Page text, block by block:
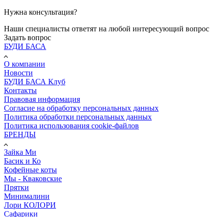
Нужна консультация?
Наши специалисты ответят на любой интересующий вопрос
Задать вопрос
БУДИ БАСА
О компании
Новости
БУДИ БАСА Клуб
Контакты
Правовая информация
Согласие на обработку персональных данных
Политика обработки персональных данных
Политика использования cookie-файлов
БРЕНДЫ
Зайка Ми
Басик и Ко
Кофейные коты
Мы - Кваковские
Прятки
Минималини
Лори КОЛОРИ
Сафарики